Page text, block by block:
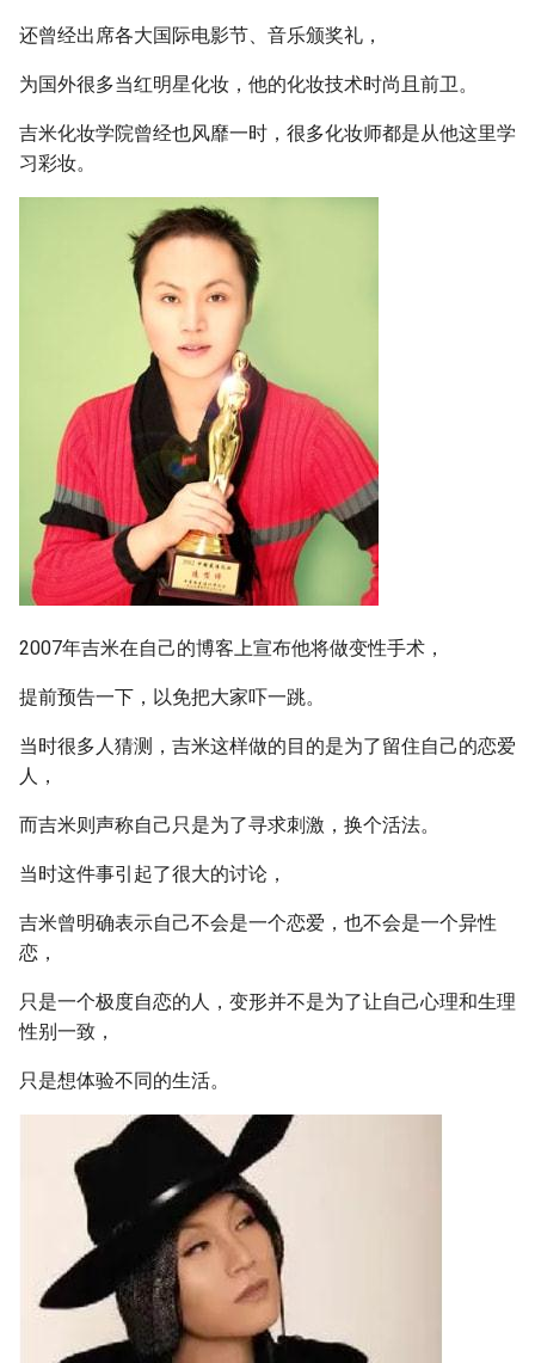
还曾经出席各大国际电影节、音乐颁奖礼，
为国外很多当红明星化妆，他的化妆技术时尚且前卫。
吉米化妆学院曾经也风靡一时，很多化妆师都是从他这里学
习彩妆。
2007年吉米在自己的博客上宣布他将做变性手术，
提前预告一下，以免把大家吓一跳。
当时很多人猜测，吉米这样做的目的是为了留住自己的恋爱
人，
而吉米则声称自己只是为了寻求刺激，换个活法。
当时这件事引起了很大的讨论，
吉米曾明确表示自己不会是一个恋爱，也不会是一个异性
恋，
只是一个极度自恋的人，变形并不是为了让自己心理和生理
性别一致，
只是想体验不同的生活。